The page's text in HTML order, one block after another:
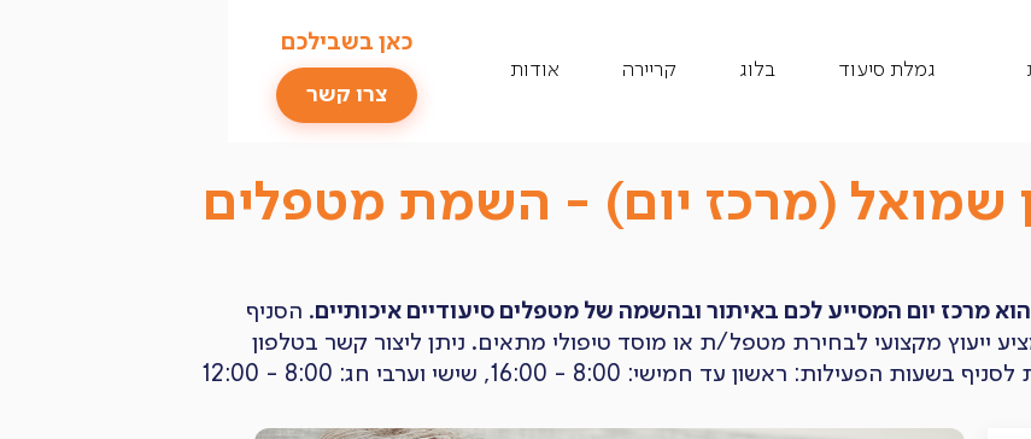
גמלת סיעוד בלוג קריירה אודות
צרו קשר
כאן בשבילכם
שמואל (מרכז יום) - השמת מטפלים
מרכז יום המסייע לכם באיתור ובהשמה של מטפלים סיעודיים איכותיים. הסניף
ייעוץ מקצועי לבחירת מטפל/ת או מוסד טיפולי מתאים. ניתן ליצור קשר בטלפון
ראשון עד חמישי: 8:00 - 16:00, שישי וערבי חג: 8:00 - 12:00